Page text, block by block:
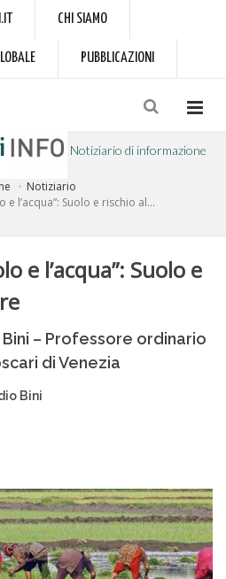
CHI SIAMO
PUBBLICAZIONI
Notiziario di informazione
Notiziario
e l’acqua”: Suolo e rischio al...
e l’acqua”: Suolo e
– Professore ordinario
di Venezia
Bini